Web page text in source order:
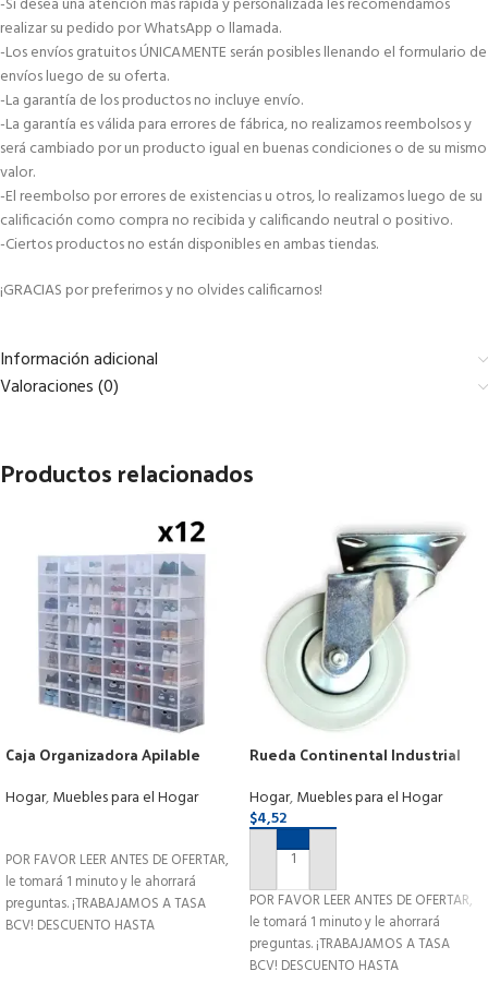
-Si desea una atención más rápida y personalizada les recomendamos
realizar su pedido por WhatsApp o llamada.
-Los envíos gratuitos ÚNICAMENTE serán posibles llenando el formulario de
envíos luego de su oferta.
-La garantía de los productos no incluye envío.
-La garantía es válida para errores de fábrica, no realizamos reembolsos y
será cambiado por un producto igual en buenas condiciones o de su mismo
valor.
-El reembolso por errores de existencias u otros, lo realizamos luego de su
calificación como compra no recibida y calificando neutral o positivo.
-Ciertos productos no están disponibles en ambas tiendas.
¡GRACIAS por preferirnos y no olvides calificarnos!
Información adicional
Valoraciones (0)
Productos relacionados
Caja Organizadora Apilable
X12cajas
Hogar,Muebles para el Hogar
POR FAVOR LEER ANTES DE OFERTAR,
le tomará 1 minuto y le ahorrará
preguntas. ¡TRABAJAMOS A TASA
BCV! DESCUENTO HASTA
Rueda Continental Industrial
Hogar,Muebles para el Hogar
$4,52
AÑADIR AL CARRITO
POR FAVOR LEER ANTES DE OFERTAR,
le tomará 1 minuto y le ahorrará
preguntas. ¡TRABAJAMOS A TASA
BCV! DESCUENTO HASTA